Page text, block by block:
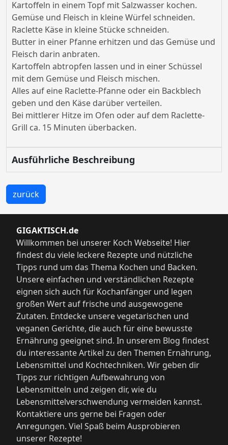
Kartoffeln in einem Topf mit Salzwasser kochen.
Gemüse und Fleisch in kleine Würfel schneiden.
Raclette Käse in kleine Stücke schneiden.
Butter in einer Pfanne erhitzen und das Gemüse und
Fleisch darin anbraten.
Kartoffeln abtropfen lassen und in einer Schüssel
mit dem Gemüse und Fleisch mischen.
Alles auf eine Raclette-Pfanne oder ein Backblech
geben und den Käse darüber verteilen.
Bei mittlerer Hitze im Ofen oder auf dem Raclette-
Grill ca. 15 Minuten überbacken.
Ausführliche Beschreibung
zurück
GIGAKTISCH.de
Willkommen bei unserer Koch Webseite! Hier
findest du viele leckere Rezepte und nützliche
Tipps rund um das Thema Kochen und Backen.
Unsere einfachen und verständlichen Rezepte
eignen sich auch für Kochanfänger und legen
großen Wert auf frische und ausgewogene
Zutaten. Entdecke unsere vegetarischen und
veganen Gerichte, die auch für eine bewusste
Ernährung geeignet sind. In unserem Blog findest
du interessante Artikel zu den Themen Ernährung,
Lebensmittel und Kochtechniken. Wir geben dir
Tipps zur richtigen Aufbewahrung von
Lebensmitteln und zeigen dir, wie du
Lebensmittelverschwendung vermeiden kannst.
Kontaktiere uns gerne bei Fragen oder
Anregungen. Viel Spaß beim Ausprobieren
unserer Rezepte!